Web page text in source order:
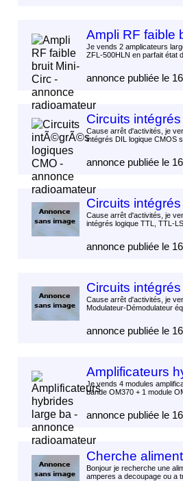
Ampli RF faible
Je vends 2 amplicateurs
ZFL-500HLN en parfait état
annonce publiée le
Circuits
Cause arrêt d'activités, je
intégrés DIL logique CMOS
annonce publiée le
Circuits
Cause arrêt d'activités, je
intégrés logique TTL, TTL-
annonce publiée le
Circuits
Cause arrêt d'activités, je
Modulateur-Démodulateur
annonce publiée le
Amplificateurs
Je vends 4 modules
bande OM370 + 1 module
annonce publiée le
Cherche
Bonjour je recherche une
amperes a decoupage ou a